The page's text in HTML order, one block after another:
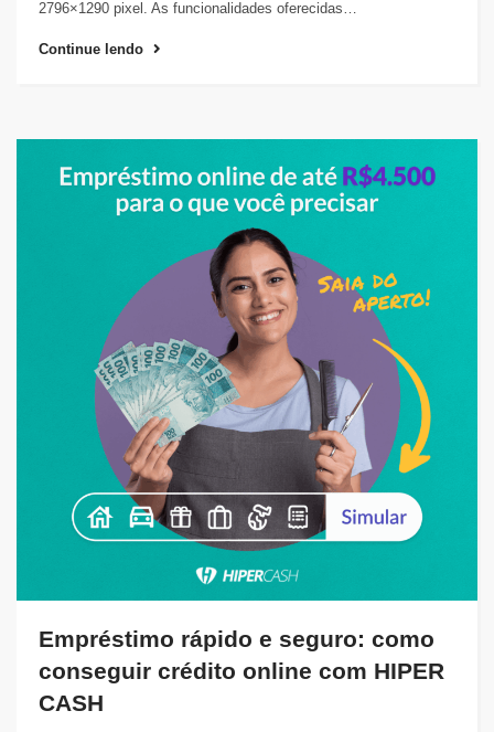
2796×1290 pixel. As funcionalidades oferecidas…
Continue lendo
Empréstimo rápido e seguro: como
conseguir crédito online com HIPER
CASH